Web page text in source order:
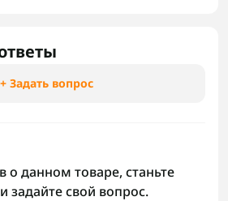
+ Задать вопрос
о данном товаре, станьте
задайте свой вопрос.